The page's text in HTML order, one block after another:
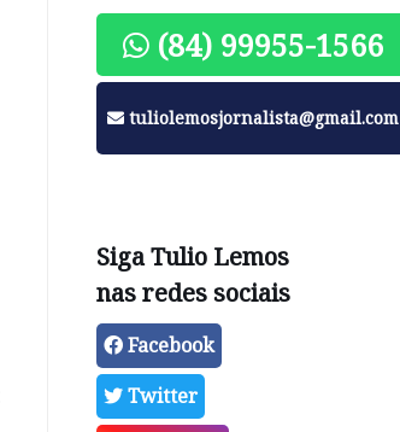
(84) 99955-1566
tuliolemosjornalista@gmail.com
Siga Tulio Lemos
nas redes sociais
Facebook
Twitter